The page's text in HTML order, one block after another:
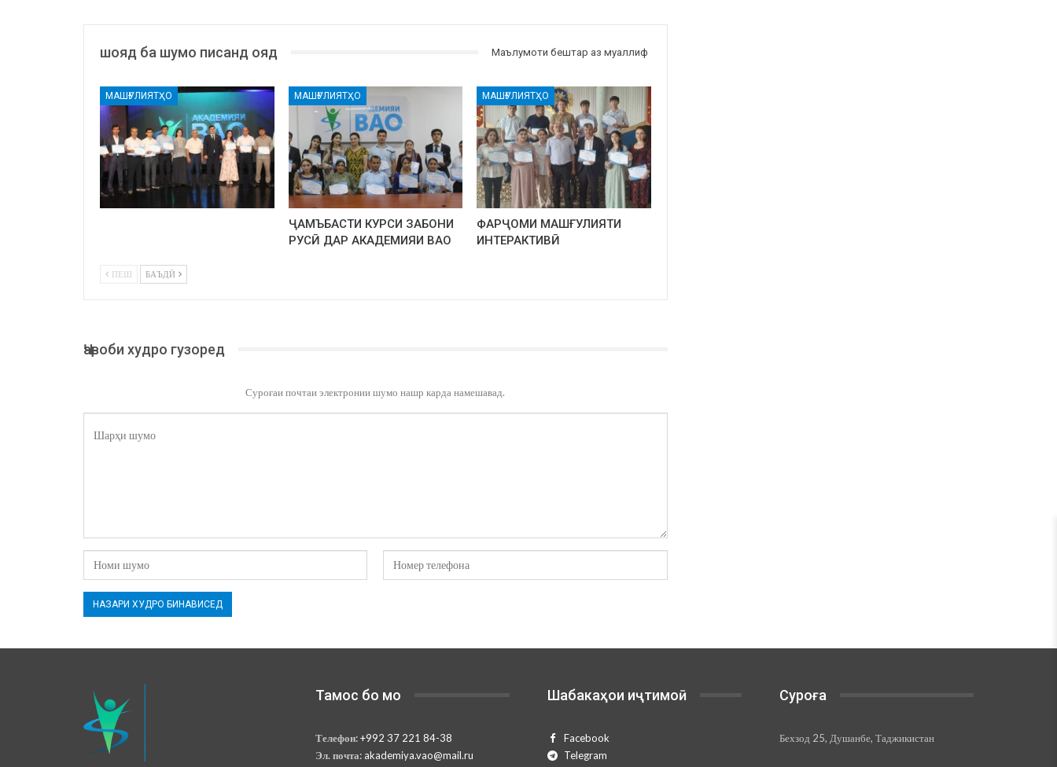
шояд ба шумо писанд ояд Маълумоти бештар аз муаллиф
МАШҒУЛИЯТҲО МАШҒУЛИЯТҲО
ҶАМЪБАСТИ КУРСИ ЗАБОНИ
РУСӢ ДАР АКАДЕМИЯИ ВАО
МАШҒУЛИЯТҲО
ФАРҶОМИ МАШҒУЛИЯТИ
ИНТЕРАКТИВӢ
ПЕШ БАЪДӢ
Ҷавоби худро гузоред
Суроғаи почтаи электронии шумо нашр карда намешавад.
Тамос бо мо
Телефон:+992 37 221 84-38
Эл. почта: akademiya.vao@mail.ru
Шабакаҳои иҷтимоӣ
Facebook
Telegram
Суроға
Бехзод 25, Душанбе, Таджикистан